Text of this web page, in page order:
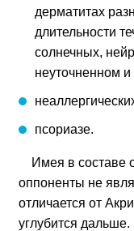
дерматитах
длительности
солнечных,
неуточненном и
псориазе.
Имея в составе
оппоненты не
отличается от
углубится